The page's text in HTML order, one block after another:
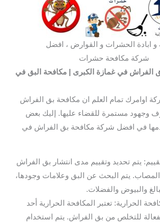
و ابادة الحشرات و القوارض ، افضل
شركة مكافحة حشرات
الفراش في غمازة الكبرى | مكافحة البق في
اوامرك تمام العلم ان مكافحة بق الفراش
وجهود مستمرة للقضاء عليها. إليك بعض
في افضل شركة مكافحة بق الفراش في
يتم تحديد وتقييم مدى انتشار بق الفراش
يتم البحث عن البق وعلامات وجودها،
والبيوض والفضلات.
الحرارية: تعتبر المكافحة الحرارية أحد
للتخلص من بق الفراش. يتم استخدام